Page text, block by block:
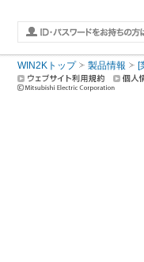
WIN2Kトップ 製品情報 [